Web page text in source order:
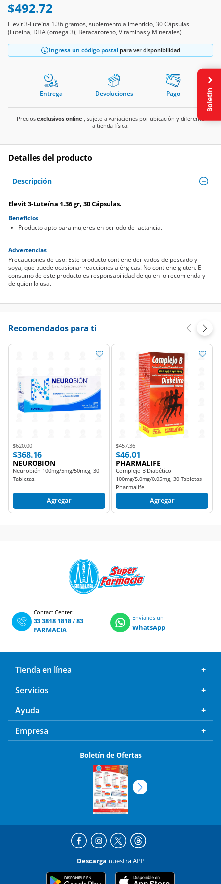
$492.72
Elevit 3-Luteína 1.36 gramos, suplemento alimenticio, 30 Cápsulas
(Luteína, DHA (omega 3), Betacaroteno, Vitaminas y Minerales)
Ingresa un código postal para ver disponibilidad
Entrega Devoluciones Pago
Precios exclusivos online , sujeto a variaciones por ubicación y diferente
a tienda física.
Detalles del producto
Descripción
Elevit 3-Luteína 1.36 gr, 30 Cápsulas.
Beneficios
Producto apto para mujeres en periodo de lactancia.
Advertencias
Precauciones de uso: Este producto contiene derivados de pescado y
soya, que puede ocasionar reacciones alérgicas. No contiene gluten. El
consumo de este producto es responsabilidad de quien lo recomienda y
de quien lo usa.
Recomendados para ti
Price reduced from
$620.00to
$368.16
NEUROBION
Neurobión 100mg/5mg/50mcg, 30
Tabletas.
Agregar
Price reduced from
$457.36to
$46.01
PHARMALIFE
Complejo B Diabético
100mg/5.0mg/0.05mg, 30 Tabletas
Pharmalife.
Agregar
Contact Center:
33 3818 1818/83
FARMACIA
Envíanos un
WhatsApp
Tienda en línea
Servicios
Ayuda
Empresa
Boletín de Ofertas
Descarga nuestra APP
Boletín